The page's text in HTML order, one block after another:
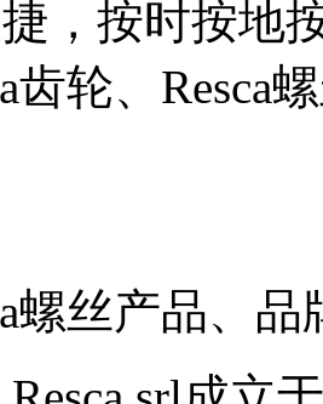
，按时按地
齿轮、Resca
螺丝产品、品